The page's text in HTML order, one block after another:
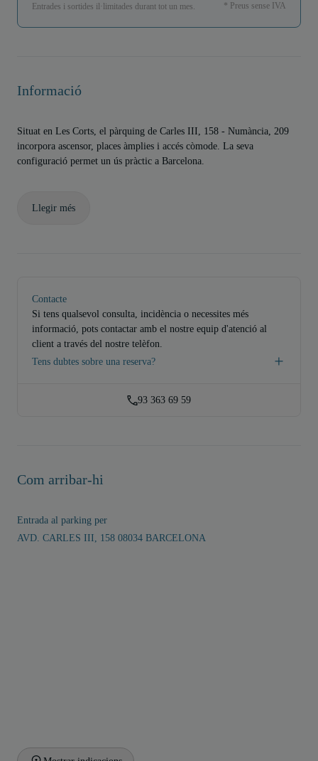
Entrades i sortides il·limitades durant tot un mes. * Preus sense IVA
Informació
Situat en Les Corts, el pàrquing de Carles III, 158 - Numància, 209
incorpora ascensor, places àmplies i accés còmode. La seva
configuració permet un ús pràctic a Barcelona.
Llegir més
Contacte
Si tens qualsevol consulta, incidència o necessites més
informació, pots contactar amb el nostre equip d'atenció al
client a través del nostre telèfon.
Tens dubtes sobre una reserva?
93 363 69 59
Com arribar-hi
Entrada al parking per
AVD. CARLES III, 158 08034 BARCELONA